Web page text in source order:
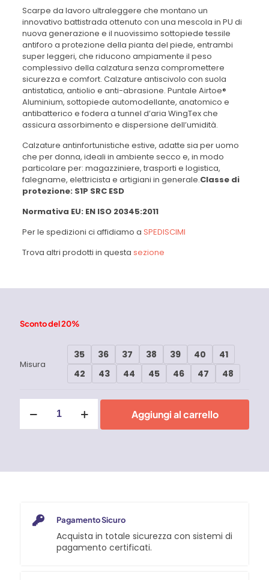
Scarpe da lavoro ultraleggere che montano un
innovativo battistrada ottenuto con una mescola in PU di
nuova generazione e il nuovissimo sottopiede tessile
antiforo a protezione della pianta del piede, entrambi
super leggeri, che riducono ampiamente il peso
complessivo della calzatura senza compromettere
sicurezza e comfort. Calzature antiscivolo con suola
antistatica, antiolio e anti-abrasione. Puntale Airtoe®
Aluminium, sottopiede automodellante, anatomico e
antibatterico e fodera a tunnel d’aria WingTex che
assicura assorbimento e dispersione dell’umidità.
Calzature antinfortunistiche estive, adatte sia per uomo
che per donna, ideali in ambiente secco e, in modo
particolare per: magazziniere, trasporti e logistica,
falegname, elettricista e artigiani in generale.Classe di
protezione: S1P SRC ESD
Normativa EU: EN ISO 20345:2011
Per le spedizioni ci affidiamo a SPEDISCIMI
Trova altri prodotti in questa sezione
Sconto del 20%
Misura
35 36 37 38 39 40
41
42
43 44 45 46 47 48
antinfortunistiche
U-
Scott
Aggiungi al carrello
Pagamento Sicuro
Acquista in totale sicurezza con sistemi di
pagamento certificati.